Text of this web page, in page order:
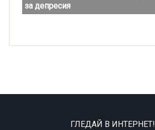
за депресия
ГЛЕДАЙ В ИНТЕРНЕТ!